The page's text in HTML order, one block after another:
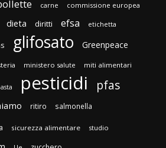
carne commissione europea
dieta diritti efsa etichetta
glifosato Greenpeace
ministero salute miti alimentari
pesticidi pfas
ritiro salmonella
sicurezza alimentare studio